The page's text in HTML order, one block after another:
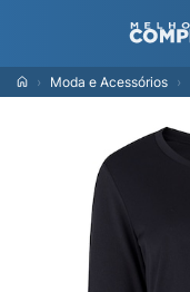
Moda e Acessórios